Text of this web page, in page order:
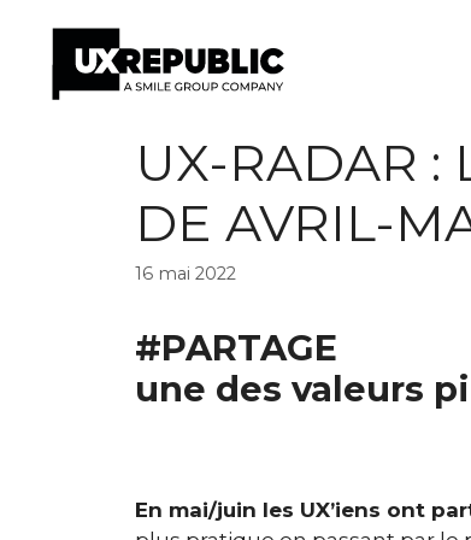
UX-RADAR :
DE AVRIL-
16 mai 2022
#PARTAGE
une des valeurs
En mai/juin les UX’iens ont